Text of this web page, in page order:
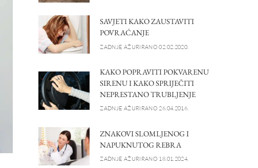
SAVJETI KAKO ZAUSTAVITI
POVRAĆANJE
ZADNJE AŽURIRANO 02.02.2020.
KAKO POPRAVITI POKVARENU
SIRENU I KAKO SPRIJEČITI
NEPRESTANO TRUBLJENJE
ZADNJE AŽURIRANO 26.04.2016.
ZNAKOVI SLOMLJENOG I
NAPUKNUTOG REBRA
ZADNJE AŽURIRANO 18.01.2024.